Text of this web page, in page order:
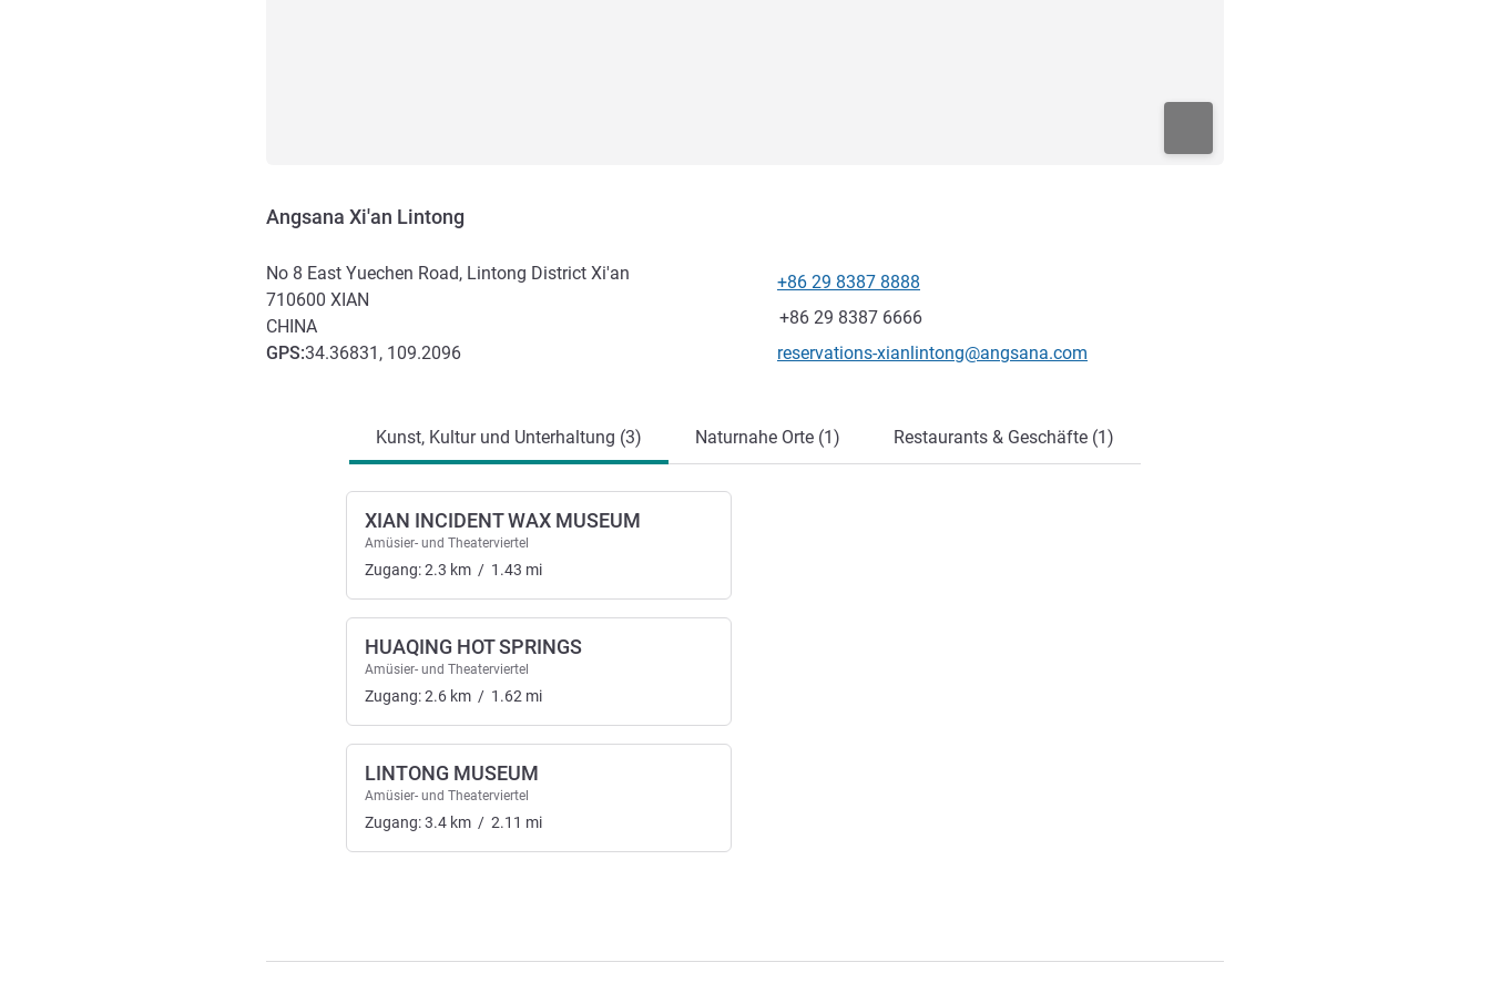
Angsana Xi'an Lintong
No 8 East Yuechen Road, Lintong District Xi'an
710600 XIAN
CHINA
GPS:34.36831, 109.2096
+86 29 8387 8888
Fax
+86 29 8387 6666
Kontakt-E-Mail
reservations-xianlintong@angsana.com
Kunst, Kultur und Unterhaltung (3) Naturnahe Orte (1) Restaurants & Geschäfte (1)
XIAN INCIDENT WAX MUSEUM
Amüsier- und Theaterviertel
Zugang:2.3 km / 1.43 mi
HUAQING HOT SPRINGS
Amüsier- und Theaterviertel
Zugang:2.6 km / 1.62 mi
LINTONG MUSEUM
Amüsier- und Theaterviertel
Zugang:3.4 km / 2.11 mi